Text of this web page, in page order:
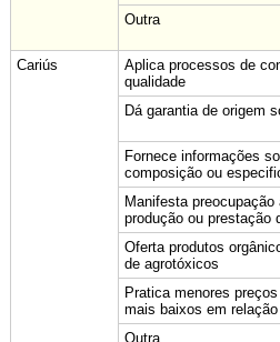
Outra
Cariús
Aplica processos de
qualidade
Dá garantia de origem
Fornece informações
composição ou
Manifesta preocupação
produção ou prestação
Oferta produtos
de agrotóxicos
Pratica menores
mais baixos em
Outra